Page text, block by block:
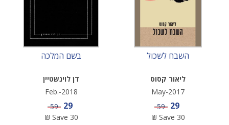
השבח לשכול
ליאור קסוס
May-2017
Sale price
29
Price
59
Save 30
₪
בשם המלכה
דן לוינשטיין
Feb.-2018
Sale price
29
Price
59
Save 30
₪